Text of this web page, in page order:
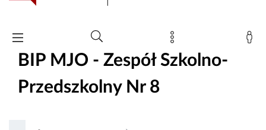
BIP MJO - Zespół Szkolno-
Przedszkolny Nr 8